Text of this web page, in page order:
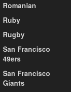
Romanian
Ruby
Rugby
San Francisco
49ers
San Francisco
Giants